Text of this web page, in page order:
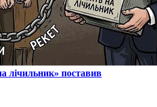
лічильник» поставив